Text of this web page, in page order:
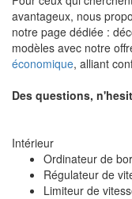
avantageux, nous
notre page dédiée :
modèles avec notre
économique, alliant
Des questions,
Intérieur
Ordinateur de
Régulateur de
Limiteur de